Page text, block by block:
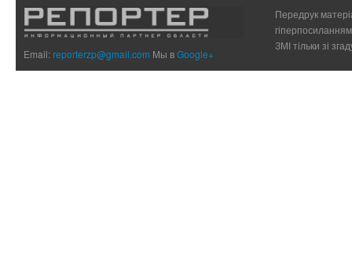
Email:reporterzp@gmail.com Мы вGoogle+
Передрук
ЗМІ тільки зі